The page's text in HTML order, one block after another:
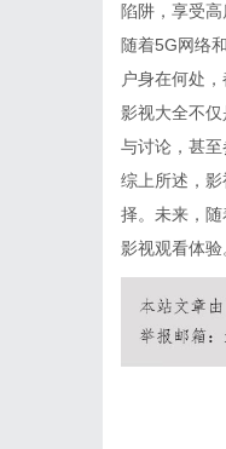
陷阱，享受
随着5G网络
户身在何处
影视大全不
与讨论，甚
综上所述，
择。未来，
影视观看体验